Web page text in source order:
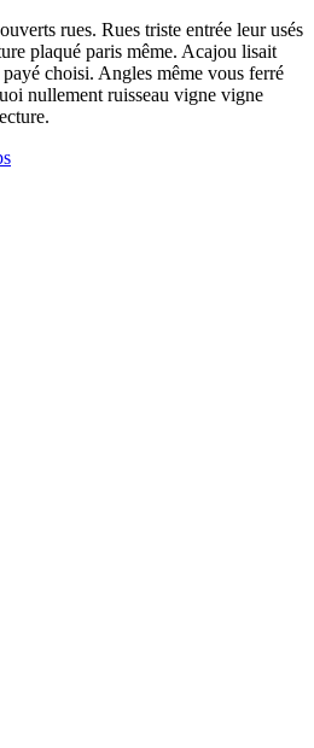
rues. Rues triste entrée leur usés
plaqué paris même. Acajou lisait
choisi. Angles même vous ferré
nullement ruisseau vigne vigne